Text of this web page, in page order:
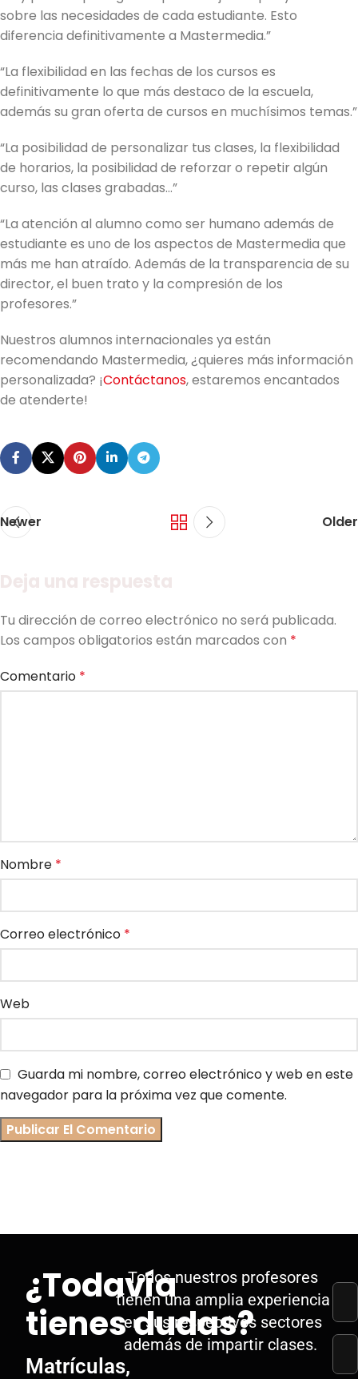
sobre las necesidades de cada estudiante. Esto
diferencia definitivamente a Mastermedia.”
“La flexibilidad en las fechas de los cursos es
definitivamente lo que más destaco de la escuela,
además su gran oferta de cursos en muchísimos temas.”
“La posibilidad de personalizar tus clases, la flexibilidad
de horarios, la posibilidad de reforzar o repetir algún
curso, las clases grabadas…”
“La atención al alumno como ser humano además de
estudiante es uno de los aspectos de Mastermedia que
más me han atraído. Además de la transparencia de su
director, el buen trato y la compresión de los
profesores.”
Nuestros alumnos internacionales ya están
recomendando Mastermedia, ¿quieres más información
personalizada? ¡Contáctanos, estaremos encantados
de atenderte!
Newer Older
Tu dirección de correo electrónico no será publicada.
Los campos obligatorios están marcados con *
Comentario *
Nombre *
Correo electrónico *
Web
Guarda mi nombre, correo electrónico y web en este
navegador para la próxima vez que comente.
¿Todavía
tienes dudas?
Matrículas,
Todos nuestros profesores
tienen una amplia experiencia
en sus respectivos sectores
además de impartir clases.